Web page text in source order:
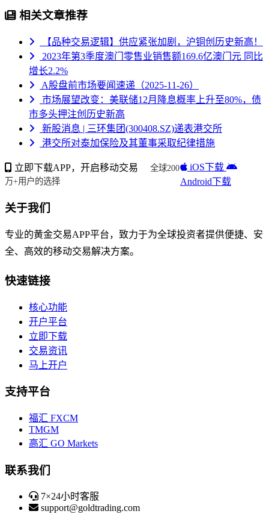
相关文章推荐
【品种交易逻辑】供应紧张加剧，沪铜创历史新高！
2023年第3季度澳门零售业销售额169.6亿澳门元 同比
增长2.2%
A股盘前市场要闻速递（2025-11-26）
市场展望改变：美联储12月降息概率上升至80%，债
市多头押注创历史新高
新股消息 | 三环集团(300408.SZ)递表港交所
港交所对泰加保险及其董事采取纪律措施
立即下载APP，开启移动交易
全球200
万+用户的选择
iOS下载
Android下载
关于我们
专业的黄金交易APP平台，致力于为全球投资者提供便捷、安
全、高效的移动交易解决方案。
快速链接
核心功能
开户平台
立即下载
交易资讯
马上开户
支持平台
福汇 FXCM
TMGM
高汇 GO Markets
联系我们
7×24小时客服
support@goldtrading.com